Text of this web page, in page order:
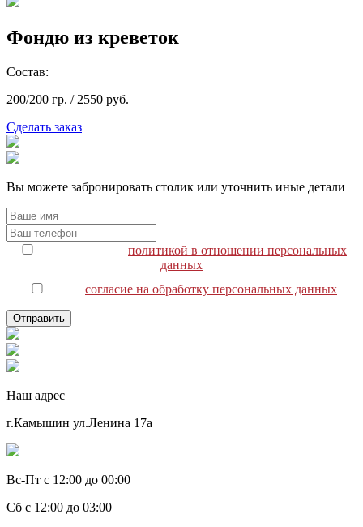
Фондю из креветок
Состав:
200/200 гр. / 2550 руб.
Сделать заказ
Вы можете забронировать столик или уточнить иные детали
политикой в отношении персональных
данных
согласие на обработку персональных данных
Наш адрес
г.Камышин ул.Ленина 17а
Вс-Пт с 12:00 до 00:00
Сб с 12:00 до 03:00